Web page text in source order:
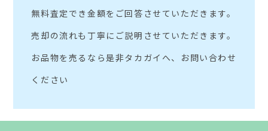
無料査定でき金額をご回答させていただきます。
売却の流れも丁寧にご説明させていただきます。
お品物を売るなら是非タカガイへ、お問い合わせ
ください